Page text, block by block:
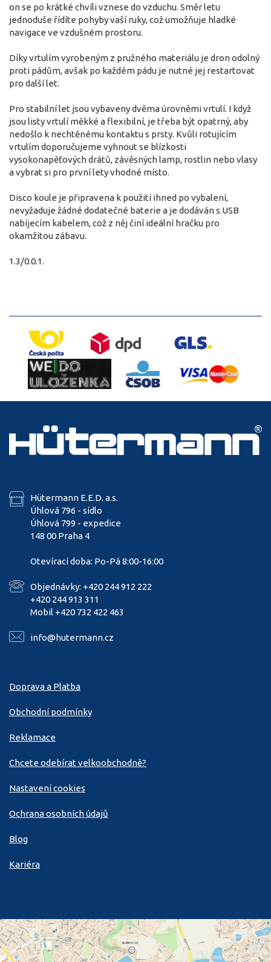
on se po krátké chvíli vznese do vzduchu. Směr letu
jednoduše řídíte pohyby vaší ruky, což umožňuje hladké
navigace ve vzdušném prostoru.
Díky vrtulím vyrobeným z pružného materiálu je dron odolný
proti pádům, avšak po každém pádu je nutné jej restartovat
pro další let.
Pro stabilní let jsou vybaveny dvěma úrovněmi vrtulí. I když
jsou listy vrtulí měkké a flexibilní, je třeba být opatrný, aby
nedošlo k nechtěnému kontaktu s prsty. Kvůli rotujícím
vrtulím doporučujeme vyhnout se blízkosti
vysokonapěťových drátů, závěsných lamp, rostlin nebo vlasy
a vybrat si pro první lety vhodné místo.
Disco koule je připravena k použití ihned po vybalení,
nevyžaduje žádné dodatečné baterie a je dodáván s USB
nabíjecím kabelem, což z něj činí ideální hračku pro
okamžitou zábavu.
1.3/0.0.1.
Hütermann E.E.D. a.s.
Úhlová 796 - sídlo
Úhlová 799 - expedice
148 00 Praha 4
Otevírací doba: Po-Pá 8:00-16:00
Objednávky: +420 244 912 222
+420 244 913 311
Mobil +420 732 422 463
info@hutermann.cz
Doprava a Platba
Obchodní podmínky
Reklamace
Chcete odebírat velkoobchodně?
Nastavení cookies
Ochrana osobních údajů
Blog
Kariéra